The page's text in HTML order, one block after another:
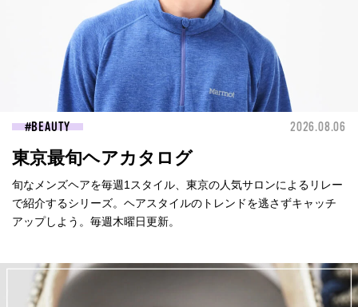
BEAUTY 2026.08.06
東京最旬ヘアカタログ
旬なメンズヘアを毎週1スタイル、東京の人気サロンによるリレー
で紹介するシリーズ。ヘアスタイルのトレンドを逃さずキャッチ
アップしよう。毎週木曜日更新。